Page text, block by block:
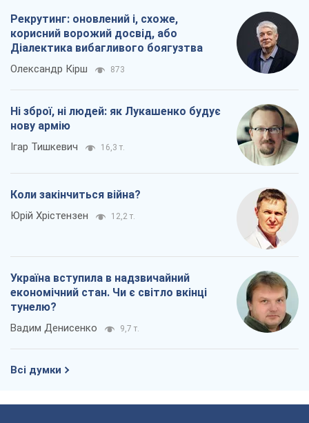
Рекрутинг: оновлений і, схоже,
корисний ворожий досвід, або
Діалектика вибагливого боягузтва
Олександр Кірш 873
Ні зброї, ні людей: як Лукашенко будує
нову армію
Ігар Тишкевич 16,3 т.
Коли закінчиться війна?
Юрій Хрістензен 12,2 т.
Україна вступила в надзвичайний
економічний стан. Чи є світло вкінці
тунелю?
Вадим Денисенко 9,7 т.
Всі думки